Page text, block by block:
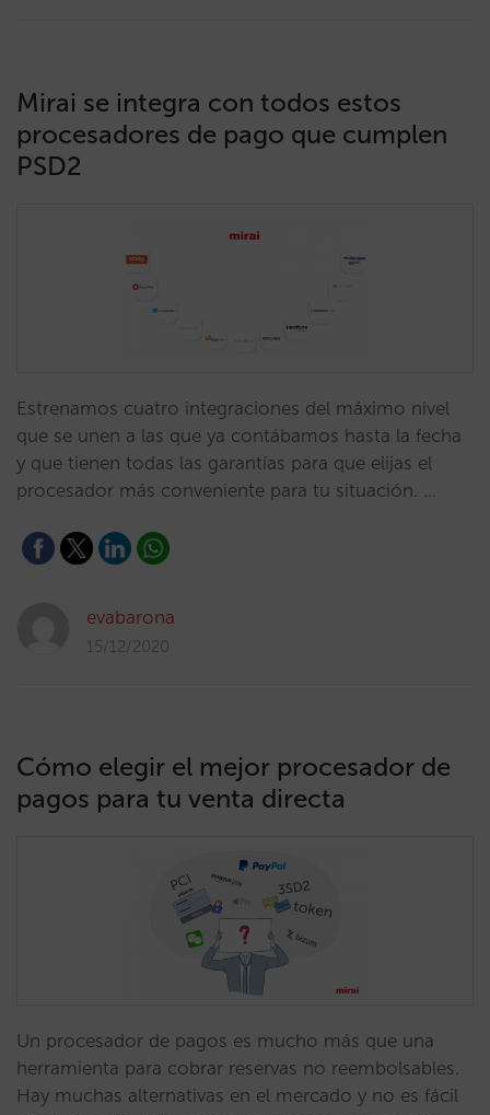
Mirai se integra con todos estos
procesadores de pago que cumplen
PSD2
Estrenamos cuatro integraciones del máximo nivel
que se unen a las que ya contábamos hasta la fecha
y que tienen todas las garantías para que elijas el
procesador más conveniente para tu situación. …
evabarona
15/12/2020
Cómo elegir el mejor procesador de
pagos para tu venta directa
Un procesador de pagos es mucho más que una
herramienta para cobrar reservas no reembolsables.
Hay muchas alternativas en el mercado y no es fácil